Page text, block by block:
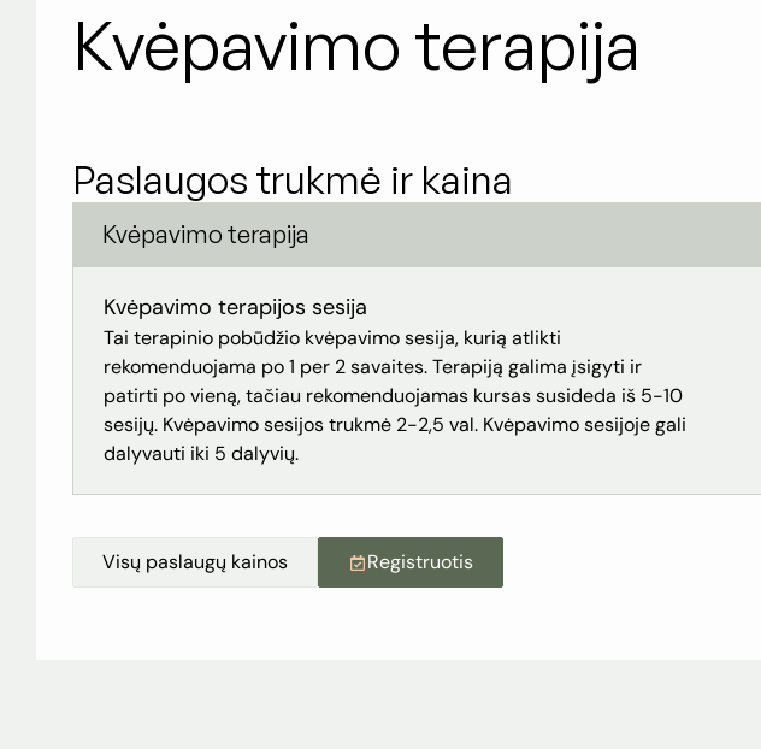
Kvėpavimo terapija
Paslaugos trukmė ir kaina
Kvėpavimo terapija
Kvėpavimo terapijos sesija
Tai terapinio pobūdžio kvėpavimo sesija, kurią atlikti
rekomenduojama po 1 per 2 savaites. Terapiją galima įsigyti ir
patirti po vieną, tačiau rekomenduojamas kursas susideda iš 5-10
sesijų. Kvėpavimo sesijos trukmė 2-2,5 val. Kvėpavimo sesijoje gali
dalyvauti iki 5 dalyvių.
Visų paslaugų kainos Registruotis